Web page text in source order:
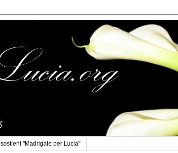
sostieni "Madrigale per Lucia"